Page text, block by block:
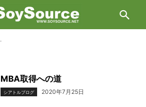
MBA取得への道
シアトルブログ 2020年7月25日